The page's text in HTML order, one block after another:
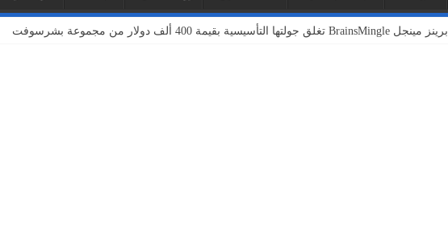
برينز مينجل BrainsMingle تغلق جولتها التأسيسية بقيمة 400 ألف دولار من مجموعة بشرسوفت
فودافون ونوكيا تختبران سحابة أمازون ويب سيرفيسز لتوسيع نطاق خدمات إنترنت الأشياء